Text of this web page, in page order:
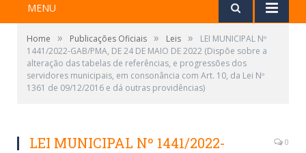
MENU
Home » Publicações Oficiais » Leis »
LEI MUNICIPAL Nº
1441/2022-GAB/PMA, DE 24 DE MAIO DE 2022 (Dispõe sobre a
alteração das tabelas de referências, e progressões dos
servidores municipais, em consonância com Art. 10, da Lei Nº
1361 de 09/12/2016 e dá outras providências)
LEI MUNICIPAL Nº 1441/2022-
0